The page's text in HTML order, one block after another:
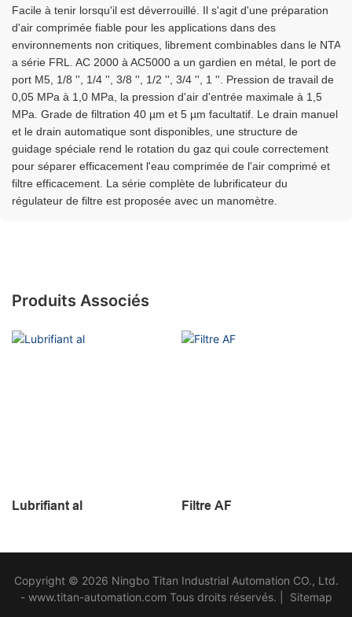
Facile à tenir lorsqu'il est déverrouillé. Il s'agit d'une préparation
d'air comprimée fiable pour les applications dans des
environnements non critiques, librement combinables dans le NTA
a série FRL. AC 2000 à AC5000 a un gardien en métal, le port de
port M5, 1/8 '', 1/4 '', 3/8 '', 1/2 '', 3/4 '', 1 ''. Pression de travail de
0,05 MPa à 1,0 MPa, la pression d'air d'entrée maximale à 1,5
MPa. Grade de filtration 40 µm et 5 µm facultatif. Le drain manuel
et le drain automatique sont disponibles, une structure de
guidage spéciale rend le rotation du gaz qui coule correctement
pour séparer efficacement l'eau comprimée de l'air comprimé et
filtre efficacement. La série complète de lubrificateur du
régulateur de filtre est proposée avec un manomètre.
Produits Associés
Lubrifiant al Filtre AF
Copyright © 2026 Ningbo Titan Industrial Automation CO., Ltd.
- www.titan-automation.com Tous droits réservés. |
Sitemap